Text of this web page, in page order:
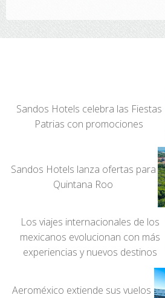
Sandos Hotels celebra las Fiestas
Patrias con promociones
Sandos Hotels lanza ofertas para
Quintana Roo
Los viajes internacionales de los
mexicanos evolucionan con más
experiencias y nuevos destinos
Aeroméxico extiende sus vuelos